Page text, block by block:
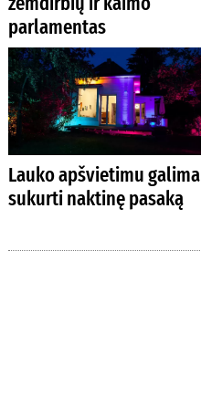
parlamentas
Lauko apšvietimu galima
sukurti naktinę pasaką